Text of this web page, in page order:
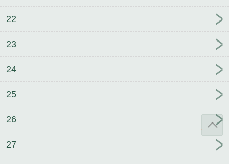
22
23
24
25
26
27